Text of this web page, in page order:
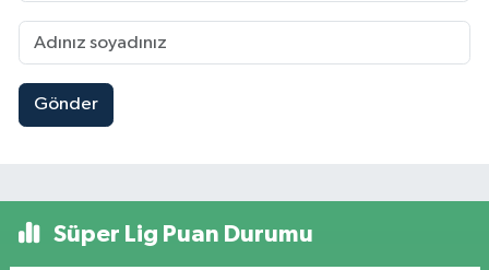
Gönder
Süper Lig Puan Durumu